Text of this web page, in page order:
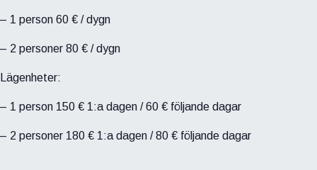
– 1 person 60 € / dygn
– 2 personer 80 € / dygn
Lägenheter:
– 1 person 150 € 1:a dagen / 60 € följande dagar
– 2 personer 180 € 1:a dagen / 80 € följande dagar